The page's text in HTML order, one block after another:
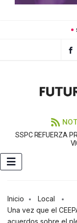
SSPC REFUERZA
Inicio
Local
Una vez que el